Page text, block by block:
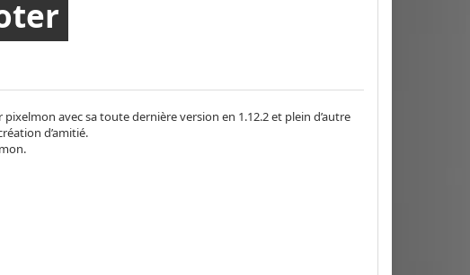
avec sa toute dernière version en 1.12.2 et plein d’autre
d’amitié.